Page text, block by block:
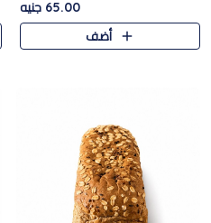
مباشرة من الفرن.الرده مع نعومة
الجبن فوق عجينة طازجة.
65.00 جنيه
أضف